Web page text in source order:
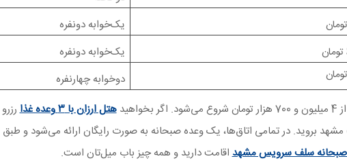
یک‌خوابه دونفره
یک‌خوابه دونفره
دوخوابه چهارنفره
از 4 میلیون و 700 هزار تومان شروع می‌شود. اگر بخواهید هتل ارزان با ۳ وعده غذا
رزرو
بروید. در تمامی اتاق‌ها، یک وعده صبحانه به صورت رایگان ارائه می‌شود و طبق
صبحانه سلف سرویس مشهداقامت دارید و همه چیز باب میل‌تان است.